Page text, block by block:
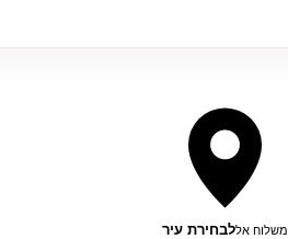
משלוח אללבחירת עיר